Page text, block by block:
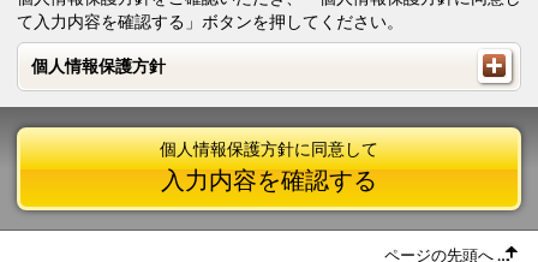
て入力内容を確認する」ボタンを押してください。
個人情報保護方針
個人情報保護方針
個人情報保護方針に同意して
入力内容を確認する
ページの先頭へ